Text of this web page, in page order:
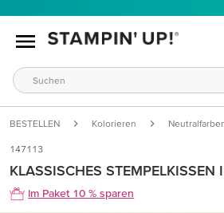
BESTELLEN Kolorieren
147113
KLASSISCHES STEMPELKISSEN
Im Paket 10 % sparen